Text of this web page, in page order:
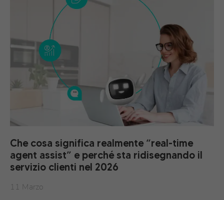
Che cosa significa realmente “real-time
agent assist” e perché sta ridisegnando il
servizio clienti nel 2026
11 Marzo